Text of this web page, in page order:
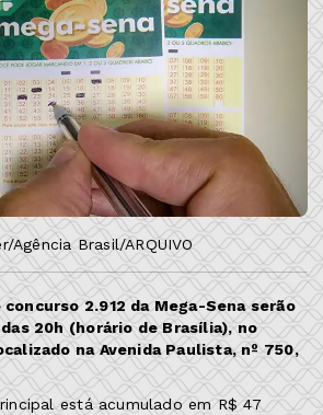
Brasil/ARQUIVO
2.912 da Mega-Sena serão
20h (horário de Brasília), no
na Avenida Paulista, nº 750,
está acumulado em R$ 47